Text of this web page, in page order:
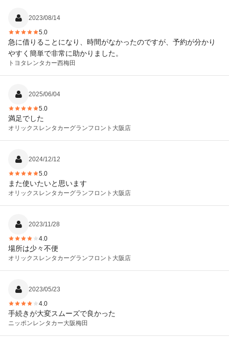
2023/08/14
5.0
急に借りることになり、時間がなかったのですが、予約が分かり
やすく簡単で非常に助かりました。
トヨタレンタカー西梅田
2025/06/04
5.0
満足でした
オリックスレンタカーグランフロント大阪店
2024/12/12
5.0
また使いたいと思います
オリックスレンタカーグランフロント大阪店
2023/11/28
4.0
場所は少々不便
オリックスレンタカーグランフロント大阪店
2023/05/23
4.0
手続きが大変スムーズで良かった
ニッポンレンタカー大阪梅田